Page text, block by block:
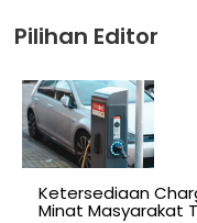
Pilihan Editor
Ketersediaan
Minat Masyarakat